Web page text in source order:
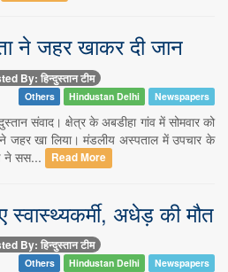
ने जहर खाकर दी जान
By: हिन्दुस्तान टीम
Others Hindustan Delhi Newspapers
संवाद। क्षेत्र के अबडीहा गांव में सोमवार को
ने जहर खा लिया। मंडलीय अस्पताल में उपचार के
ने सस...
Read More
अधेड़ की मौत
By: हिन्दुस्तान टीम
Others Hindustan Delhi Newspapers